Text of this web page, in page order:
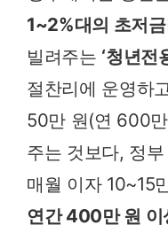
1~2%대의 초저
빌려주는 ‘청년전
절찬리에 운영하
50만 원(연 600
주는 것보다, 정
매월 이자 10~15
연간 400만 원 이